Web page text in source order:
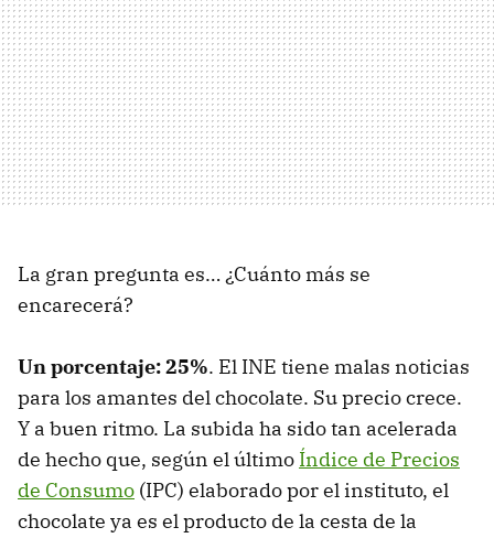
La gran pregunta es… ¿Cuánto más se
encarecerá?
Un porcentaje: 25%. El INE tiene malas noticias
para los amantes del chocolate. Su precio crece.
Y a buen ritmo. La subida ha sido tan acelerada
de hecho que, según el último Índice de Precios
de Consumo (IPC) elaborado por el instituto, el
chocolate ya es el producto de la cesta de la